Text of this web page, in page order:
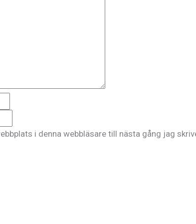
i denna webbläsare till nästa gång jag